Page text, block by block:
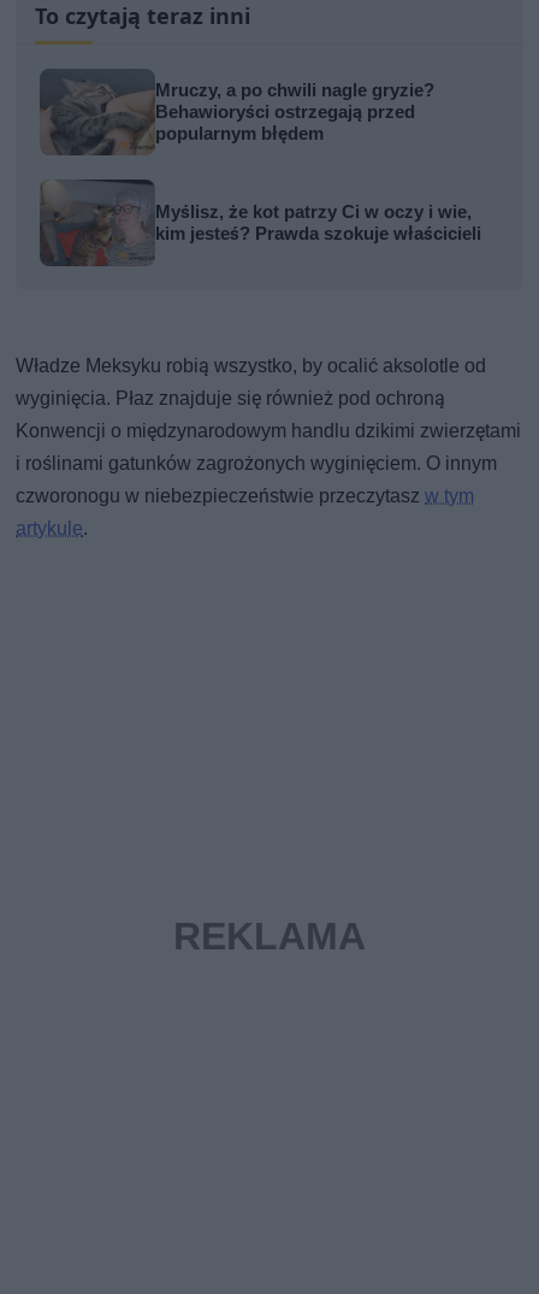
To czytają teraz inni
Mruczy, a po chwili nagle gryzie?
Behawioryści ostrzegają przed
popularnym błędem
Myślisz, że kot patrzy Ci w oczy i wie,
kim jesteś? Prawda szokuje właścicieli
Władze Meksyku robią wszystko, by ocalić aksolotle od
wyginięcia. Płaz znajduje się również pod ochroną
Konwencji o międzynarodowym handlu dzikimi zwierzętami
i roślinami gatunków zagrożonych wyginięciem. O innym
czworonogu w niebezpieczeństwie przeczytaszw tym
artykule.